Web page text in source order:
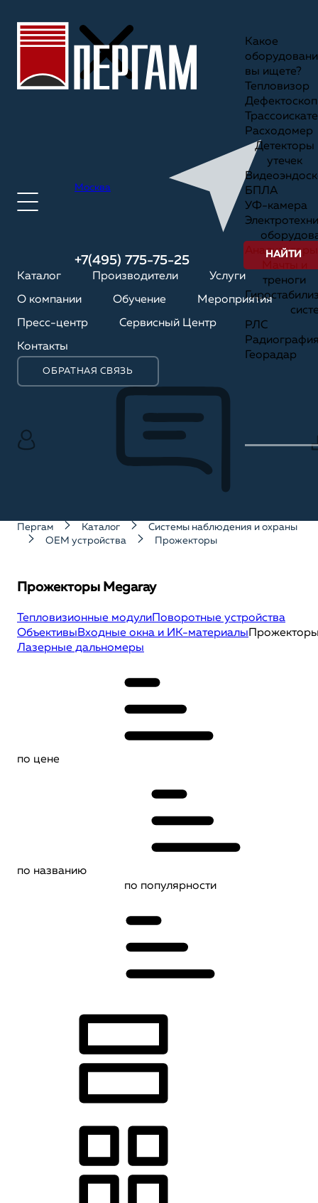
Москва
+7(495) 775-75-25
Каталог Производители Услуги
О компании Обучение Мероприятия
Пресс-центр Сервисный Центр
Контакты
ОБРАТНАЯ СВЯЗЬ
Какое
вы ищете?
Тепловизор
Дефектоскоп
Расходомер
Детекторы
утечек
БПЛА
УФ-камера
Анализаторы
треноги
РЛС
Георадар
НАЙТИ
Пергам Каталог
Системы наблюдения и охраны
OEM устройства
Прожекторы
Прожекторы Megaray
Тепловизионные модули Поворотные устройства
ОбъективыВходные окна и ИК-материалы
Лазерные дальномеры
по цене
по названию
по популярности